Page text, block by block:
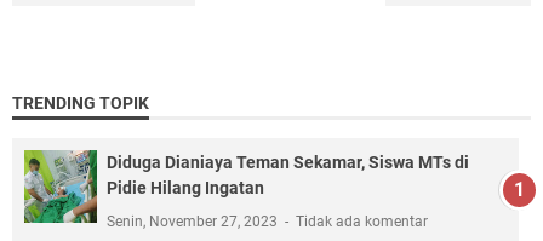
TRENDING TOPIK
Diduga Dianiaya Teman Sekamar, Siswa MTs di
Pidie Hilang Ingatan
Senin, November 27, 2023 Tidak ada komentar